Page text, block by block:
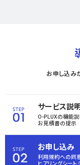
お申し込み
サービス説
O-PLUXの機能説
お見積書の提示
お申し込み
利用規約への同